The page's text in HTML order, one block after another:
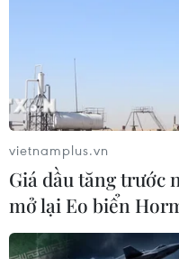
vietnamplus.vn
Giá dầu tăng trước
mở lại Eo biển